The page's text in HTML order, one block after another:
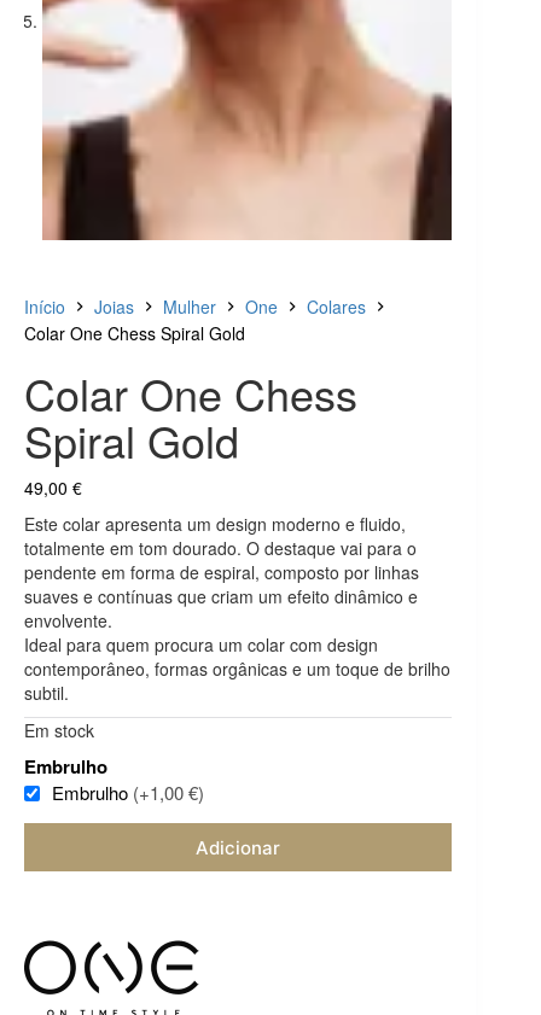
Início Joias Mulher One
Colares
Colar One Chess Spiral Gold
Colar One Chess
Spiral Gold
49,00 €
Este colar apresenta um design moderno e fluido,
totalmente em tom dourado. O destaque vai para o
pendente em forma de espiral, composto por linhas
suaves e contínuas que criam um efeito dinâmico e
envolvente.
Ideal para quem procura um colar com design
contemporâneo, formas orgânicas e um toque de brilho
subtil.
Em stock
Embrulho
Embrulho (+1,00 €)
Adicionar